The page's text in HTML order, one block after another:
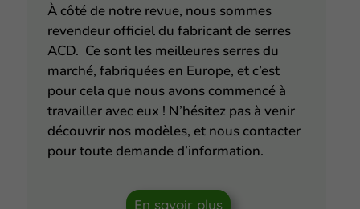
À côté de notre revue, nous sommes
revendeur officiel du fabricant de serres
ACD. Ce sont les meilleures serres du
marché, fabriquées en Europe, et c’est
pour cela que nous avons commencé à
travailler avec eux ! N’hésitez pas à venir
découvrir nos modèles, et nous contacter
pour toute demande d’information.
En savoir plus